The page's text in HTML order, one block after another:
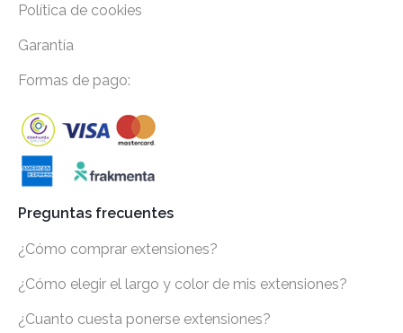
Política de cookies
Garantía
Formas de pago:
Preguntas frecuentes
¿Cómo comprar extensiones?
¿Cómo elegir el largo y color de mis extensiones?
¿Cuanto cuesta ponerse extensiones?